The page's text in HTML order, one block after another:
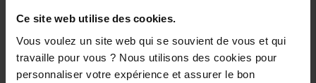
Ce site web utilise des cookies.
Vous voulez un site web qui se souvient de vous et qui
travaille pour vous ? Nous utilisons des cookies pour
personnaliser votre expérience et assurer le bon
Ecran LS2 pour OF620
35,00 € -10% 189,00 € -34%
RAPIDE
RAPIDE